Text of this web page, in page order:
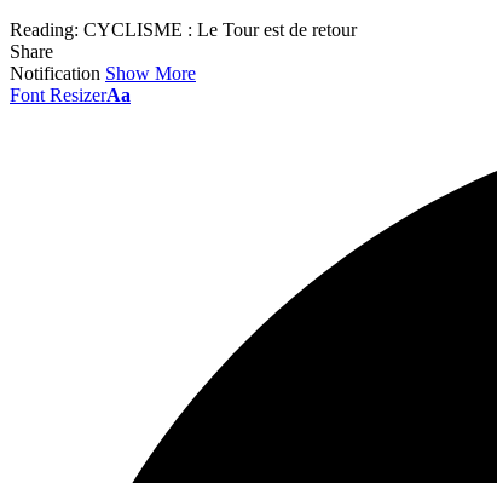
Reading: CYCLISME : Le Tour est de retour
Share
Notification Show More
Font ResizerAa